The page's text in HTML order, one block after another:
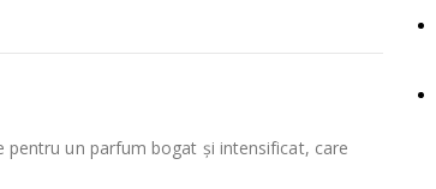
un parfum bogat și intensificat, care